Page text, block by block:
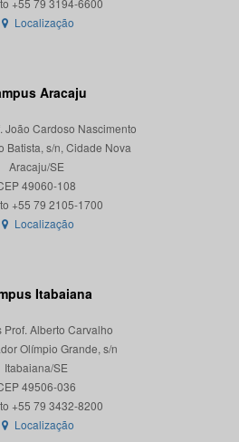
Localização
Aracaju
João Cardoso Nascimento
Batista, s/n, Cidade Nova
Aracaju/SE
49060-108
Localização
Itabaiana
Prof. Alberto Carvalho
Olímpio Grande, s/n
Itabaiana/SE
49506-036
Localização